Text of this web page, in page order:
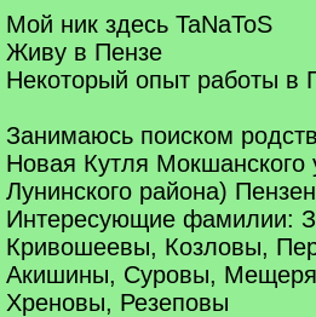
Мой ник здесь TaNaToS
Живу в Пензе
Некоторый опыт работы в
Занимаюсь поиском
Новая Кутля Мокшанского
Лунинского района)
Интересующие фамилии:
Кривошеевы, Козловы,
Акишины, Суровы,
Хреновы, Резеповы